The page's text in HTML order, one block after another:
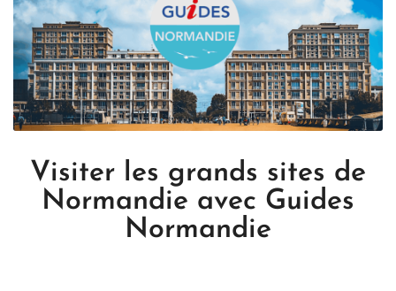
Visiter les grands sites de
Normandie avec Guides
Normandie